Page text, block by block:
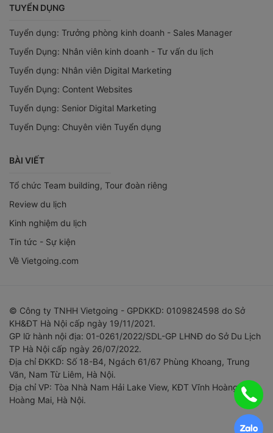
TUYỂN DỤNG
Tuyển dụng: Trưởng phòng kinh doanh - Sales Manager
Tuyển Dụng: Nhân viên kinh doanh - Tư vấn du lịch
Tuyển dụng: Nhân viên Digital Marketing
Tuyển Dụng: Content Websites
Tuyển dụng: Senior Digital Marketing
Tuyển Dụng: Chuyên viên Tuyển dụng
BÀI VIẾT
Tổ chức Team building, Tour đoàn riêng
Review du lịch
Kinh nghiệm du lịch
Tin tức - Sự kiện
Về Vietgoing.com
© Công ty TNHH Vietgoing - GPDKKD: 0109824598 do Sở
KH&ĐT Hà Nội cấp ngày 19/11/2021.
GP lữ hành nội địa: 01-0261/2022/SDL-GP LHNĐ do Sở Du Lịch
TP Hà Nội cấp ngày 26/07/2022.
Địa chỉ ĐKKD: Số 18-B4, Ngách 61/67 Phùng Khoang, Trung
Văn, Nam Từ Liêm, Hà Nội.
Địa chỉ VP: Tòa Nhà Nam Hải Lake View, KĐT Vĩnh Hoàng,
Hoàng Mai, Hà Nội.